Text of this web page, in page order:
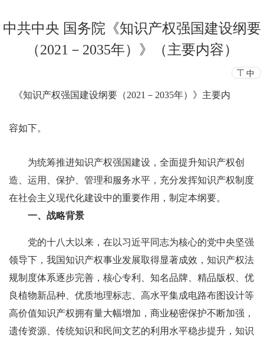
中共中央 国务院《知识产权强国建设纲要
（2021－2035年）》（主要内容）
中
《知识产权强国建设纲要（2021－2035年）》主要内
容如下。
为统筹推进知识产权强国建设，全面提升知识产权创
造、运用、保护、管理和服务水平，充分发挥知识产权制度
在社会主义现代化建设中的重要作用，制定本纲要。
一、战略背景
党的十八大以来，在以习近平同志为核心的党中央坚强
领导下，我国知识产权事业发展取得显著成效，知识产权法
规制度体系逐步完善，核心专利、知名品牌、精品版权、优
良植物新品种、优质地理标志、高水平集成电路布图设计等
高价值知识产权拥有量大幅增加，商业秘密保护不断加强，
遗传资源、传统知识和民间文艺的利用水平稳步提升，知识